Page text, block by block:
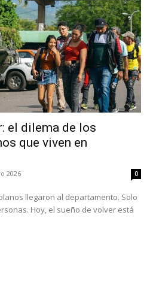
el dilema de los
que viven en
2026 0
llegaron al departamento. Solo
Hoy, el sueño de volver está